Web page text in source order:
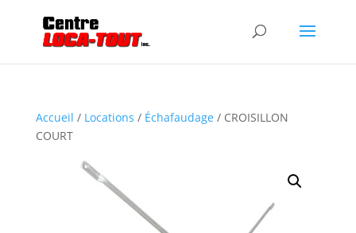
Accueil / Locations / Échafaudage / CROISILLON
COURT